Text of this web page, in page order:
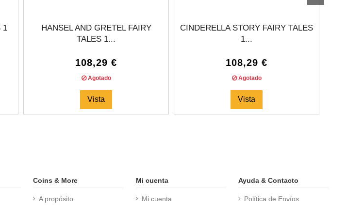
1
HANSEL AND GRETEL FAIRY
TALES 1...
108,29 €
Agotado
Vista
CINDERELLA STORY FAIRY TALES
1...
108,29 €
Agotado
Vista
Coins & More
A propósito
Mi cuenta
Mi cuenta
Ayuda & Contacto
Política de Envíos